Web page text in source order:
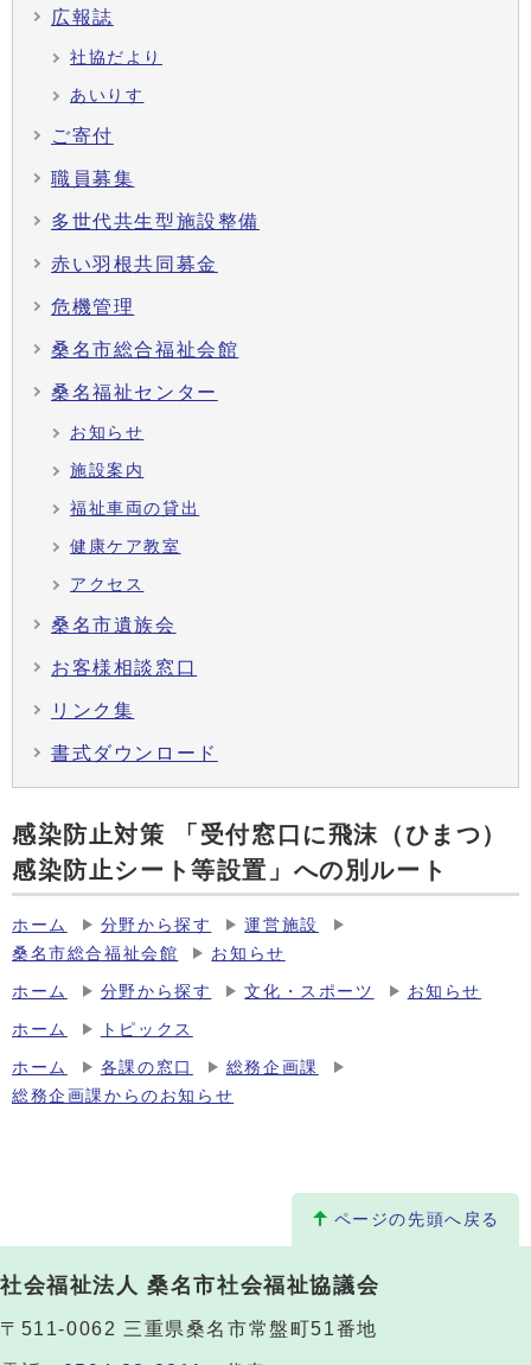
広報誌
社協だより
あいりす
ご寄付
職員募集
多世代共生型施設整備
赤い羽根共同募金
危機管理
桑名市総合福祉会館
桑名福祉センター
お知らせ
施設案内
福祉車両の貸出
健康ケア教室
アクセス
桑名市遺族会
お客様相談窓口
リンク集
書式ダウンロード
感染防止対策 「受付窓口に飛沫（ひまつ）
感染防止シート等設置」への別ルート
ホーム 分野から探す
運営施設
桑名市総合福祉会館
お知らせ
ホーム 分野から探す 文化・スポーツ お知らせ
ホーム トピックス
ホーム 各課の窓口
総務企画課
総務企画課からのお知らせ
ページの先頭へ戻る
社会福祉法人 桑名市社会福祉協議会
〒511-0062 三重県桑名市常盤町51番地